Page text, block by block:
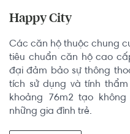
Happy City
Các căn hộ thuộc chung
tiêu chuẩn căn hộ cao
đại đảm bảo sự thông
tích sử dụng và tính
khoảng 76m2 tạo
những gia đình trẻ.